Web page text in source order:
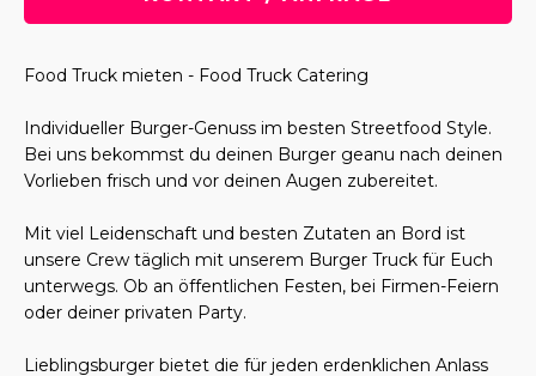
Food Truck mieten - Food Truck Catering
Individueller Burger-Genuss im besten Streetfood Style.
Bei uns bekommst du deinen Burger geanu nach deinen
Vorlieben frisch und vor deinen Augen zubereitet.
Mit viel Leidenschaft und besten Zutaten an Bord ist
unsere Crew täglich mit unserem Burger Truck für Euch
unterwegs. Ob an öffentlichen Festen, bei Firmen-Feiern
oder deiner privaten Party.
Lieblingsburger bietet die für jeden erdenklichen Anlass